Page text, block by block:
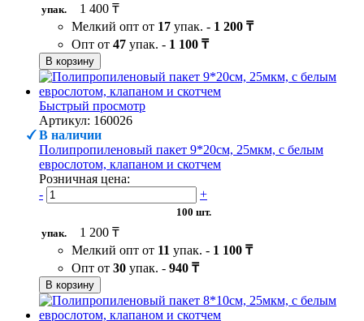
упак.
1 400 ₸
Мелкий опт от 17 упак. - 1 200 ₸
Опт от 47 упак. - 1 100 ₸
В корзину
Быстрый просмотр
Артикул: 160026
В наличии
Полипропиленовый пакет 9*20см, 25мкм, с белым
еврослотом, клапаном и скотчем
Розничная цена:
-
+
100 шт.
упак.
1 200 ₸
Мелкий опт от 11 упак. - 1 100 ₸
Опт от 30 упак. - 940 ₸
В корзину